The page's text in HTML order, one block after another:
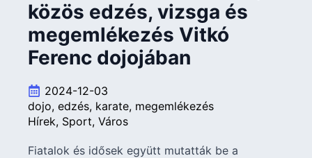
közös edzés, vizsga és
megemlékezés Vitkó
Ferenc dojojában
2024-12-03
dojo edzés karate megemlékezés
Hírek Sport Város
Fiatalok és idősek együtt mutatták be a